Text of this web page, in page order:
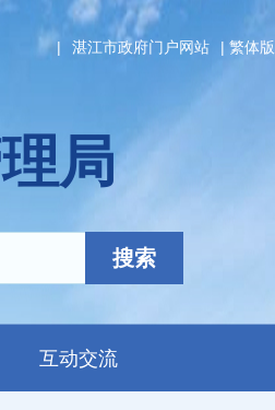
| 湛江市政府门户网站 | 繁体版
局
搜索
互动交流